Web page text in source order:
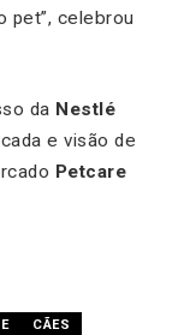
pet”, celebrou
da Nestlé
e visão de
Petcare
CÃES